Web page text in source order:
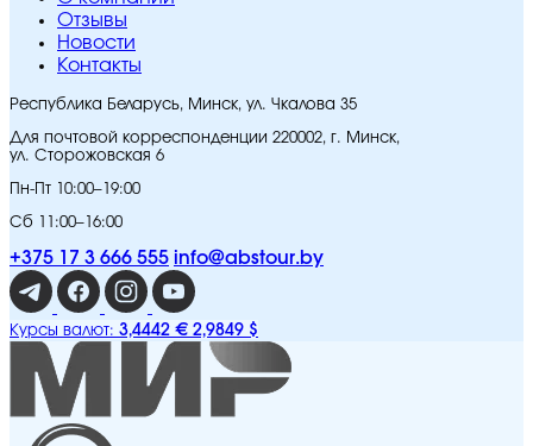
Отзывы
Новости
Контакты
Республика Беларусь, Минск, ул. Чкалова 35
Для почтовой корреспонденции 220002, г. Минск,
ул. Сторожовская 6
Пн-Пт 10:00–19:00
Сб 11:00–16:00
+375 17 3 666 555 info@abstour.by
Курсы валют: 3,4442 € 2,9849 $